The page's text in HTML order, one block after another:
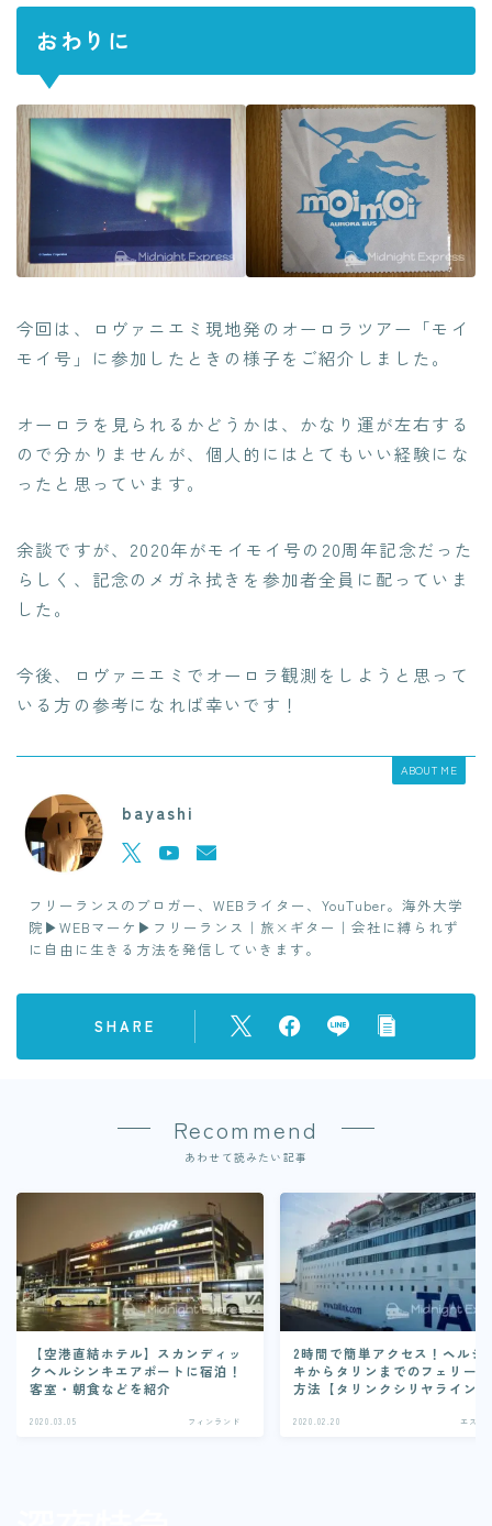
おわりに
今回は、ロヴァニエミ現地発のオーロラツアー「モイ
モイ号」に参加したときの様子をご紹介しました。
オーロラを見られるかどうかは、かなり運が左右する
ので分かりませんが、個人的にはとてもいい経験にな
ったと思っています。
余談ですが、2020年がモイモイ号の20周年記念だった
らしく、記念のメガネ拭きを参加者全員に配っていま
した。
今後、ロヴァニエミでオーロラ観測をしようと思って
いる方の参考になれば幸いです！
ABOUT ME
bayashi
フリーランスのブロガー、WEBライター、YouTuber。海外大学
院▶︎WEBマーケ▶︎フリーランス｜旅×ギター｜会社に縛られず
に自由に生きる方法を発信していきます。
SHARE
Recommend
あわせて読みたい記事
【空港直結ホテル】スカンディッ
クヘルシンキエアポートに宿泊！
客室・朝食などを紹介
2020.03.05 フィンランド
2時間で簡単アクセス！ヘルシ
キからタリンまでのフェリー
方法【タリンクシリヤライン】
2020.02.20 エスト